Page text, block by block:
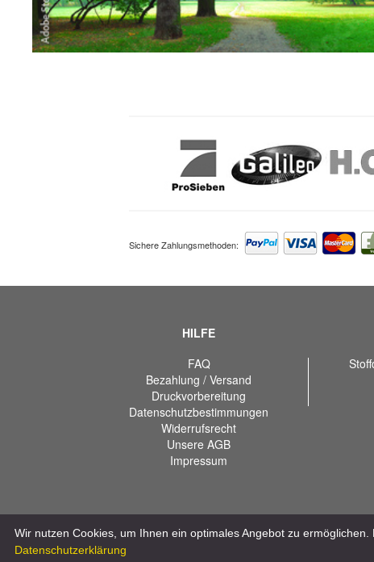
Sichere Zahlungsmethoden:
HILFE
FAQ
Bezahlung / Versand
Druckvorbereitung
Datenschutzbestimmungen
Widerrufsrecht
Unsere AGB
Impressum
Wir nutzen Cookies, um Ihnen ein optimales Angebot zu
Datenschutzerklärung